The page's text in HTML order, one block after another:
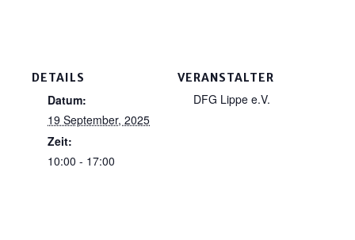
DETAILS
Datum:
19 September, 2025
Zeit:
10:00 - 17:00
VERANSTALTER
DFG Lippe e.V.